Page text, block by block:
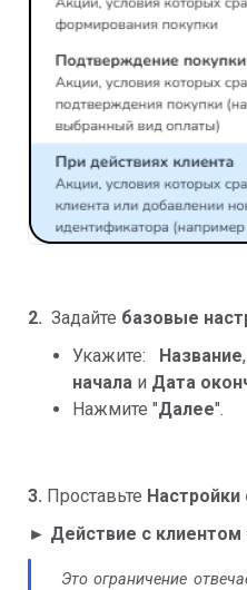
2. Задайте базовые
Укажите: Название
начала и Дата
Нажмите "Далее".
3. Проставьте Настройки
► Действие с клиентом
Это ограничение